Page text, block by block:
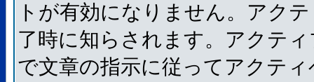
トが有効になりません。アク
了時に知らされます。アクテ
で文章の指示に従ってアクテ